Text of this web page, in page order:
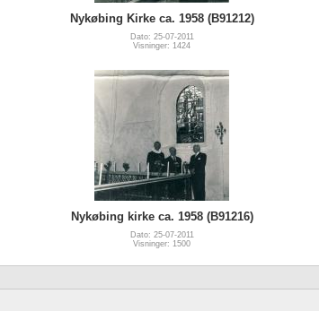
Nykøbing Kirke ca. 1958 (B91212)
Dato: 25-07-2011
Visninger: 1424
Nykøbing kirke ca. 1958 (B91216)
Dato: 25-07-2011
Visninger: 1500